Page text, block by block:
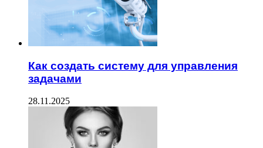
Как создать систему для управления
задачами
28.11.2025